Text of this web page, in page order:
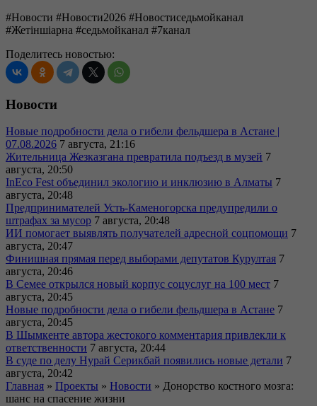
#Новости #Новости2026 #Новостиседьмойканал
#Жетіншіарна #седьмойканал #7канал
Поделитесь новостью:
Новости
Новые подробности дела о гибели фельдшера в Астане |
07.08.2026 7 августа, 21:16
Жительница Жезказгана превратила подъезд в музей 7
августа, 20:50
InEco Fest объединил экологию и инклюзию в Алматы 7
августа, 20:48
Предпринимателей Усть-Каменогорска предупредили о
штрафах за мусор 7 августа, 20:48
ИИ помогает выявлять получателей адресной соцпомощи 7
августа, 20:47
Финишная прямая перед выборами депутатов Курултая 7
августа, 20:46
В Семее открылся новый корпус соцуслуг на 100 мест 7
августа, 20:45
Новые подробности дела о гибели фельдшера в Астане 7
августа, 20:45
В Шымкенте автора жестокого комментария привлекли к
ответственности 7 августа, 20:44
В суде по делу Нурай Серикбай появились новые детали 7
августа, 20:42
Главная » Проекты » Новости » Донорство костного мозга:
шанс на спасение жизни